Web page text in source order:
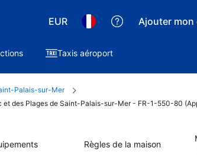
EUR Ajouter
Taxis aéroport
Palais-sur-Mer
des Plages de Saint-Palais-sur-Mer - FR-1-550-80
Règles de la maison